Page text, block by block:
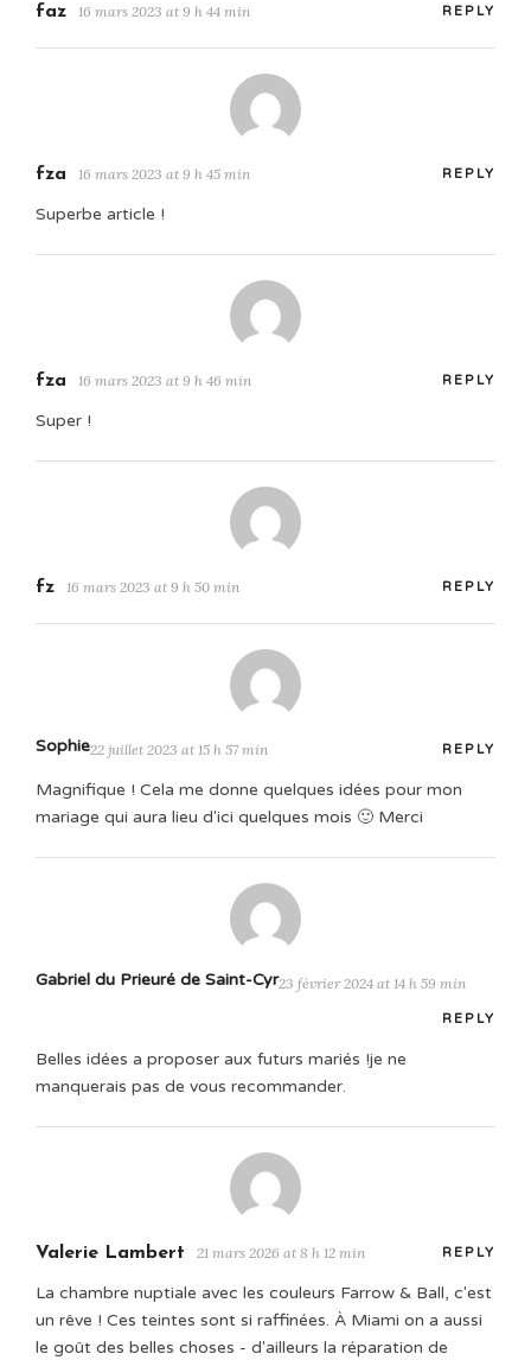
faz 16 mars 2023 at 9 h 44 min REPLY
fza 16 mars 2023 at 9 h 45 min REPLY
Superbe article !
fza 16 mars 2023 at 9 h 46 min REPLY
Super !
fz 16 mars 2023 at 9 h 50 min REPLY
Sophie22 juillet 2023 at 15 h 57 min REPLY
Magnifique ! Cela me donne quelques idées pour mon
mariage qui aura lieu d'ici quelques mois 🙂 Merci
Gabriel du Prieuré de Saint-Cyr23 février 2024 at 14 h 59 min
REPLY
Belles idées a proposer aux futurs mariés !je ne
manquerais pas de vous recommander.
Valerie Lambert 21 mars 2026 at 8 h 12 min REPLY
La chambre nuptiale avec les couleurs Farrow & Ball, c'est
un rêve ! Ces teintes sont si raffinées. À Miami on a aussi
le goût des belles choses - d'ailleurs la réparation de